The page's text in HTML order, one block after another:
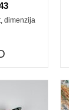
dimenzija